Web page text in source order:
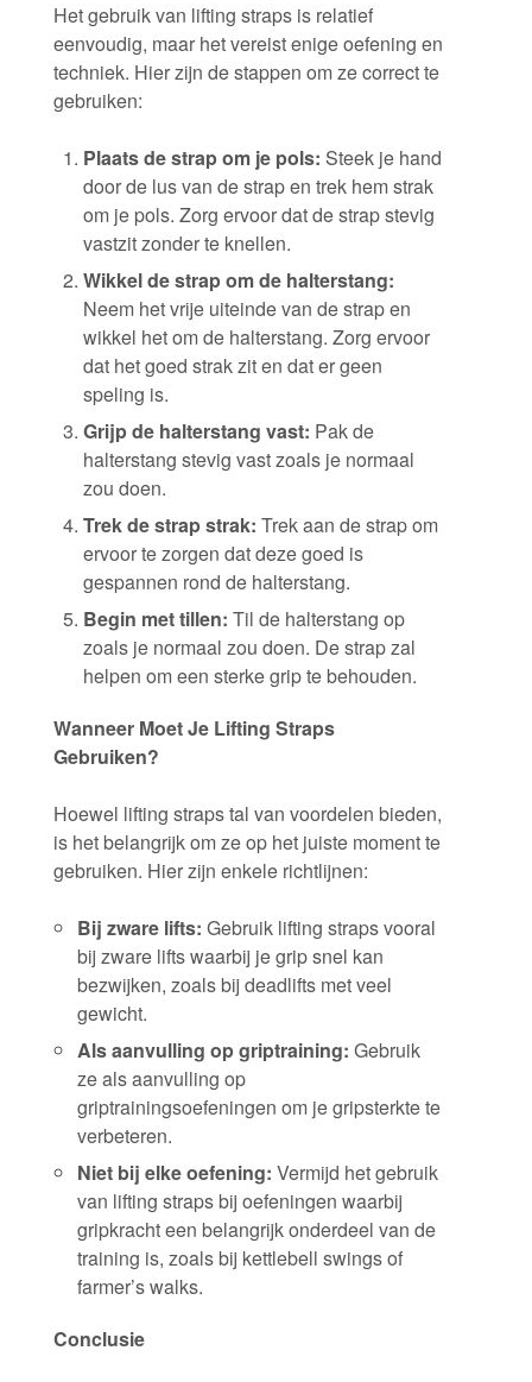
Het gebruik van lifting straps is relatief
eenvoudig, maar het vereist enige oefening en
techniek. Hier zijn de stappen om ze correct te
gebruiken:
Plaats de strap om je pols: Steek je hand
door de lus van de strap en trek hem strak
om je pols. Zorg ervoor dat de strap stevig
vastzit zonder te knellen.
Wikkel de strap om de halterstang:
Neem het vrije uiteinde van de strap en
wikkel het om de halterstang. Zorg ervoor
dat het goed strak zit en dat er geen
speling is.
Grijp de halterstang vast: Pak de
halterstang stevig vast zoals je normaal
zou doen.
Trek de strap strak: Trek aan de strap om
ervoor te zorgen dat deze goed is
gespannen rond de halterstang.
Begin met tillen: Til de halterstang op
zoals je normaal zou doen. De strap zal
helpen om een sterke grip te behouden.
Wanneer Moet Je Lifting Straps
Gebruiken?
Hoewel lifting straps tal van voordelen bieden,
is het belangrijk om ze op het juiste moment te
gebruiken. Hier zijn enkele richtlijnen:
Bij zware lifts: Gebruik lifting straps vooral
bij zware lifts waarbij je grip snel kan
bezwijken, zoals bij deadlifts met veel
gewicht.
Als aanvulling op griptraining: Gebruik
ze als aanvulling op
griptrainingsoefeningen om je gripsterkte te
verbeteren.
Niet bij elke oefening: Vermijd het gebruik
van lifting straps bij oefeningen waarbij
gripkracht een belangrijk onderdeel van de
training is, zoals bij kettlebell swings of
farmer’s walks.
Conclusie